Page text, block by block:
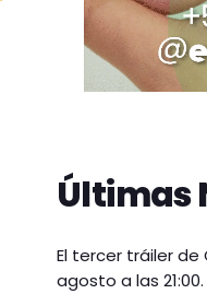
Últimas
El tercer tráiler de
agosto a las